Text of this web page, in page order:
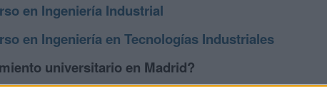
en Ingeniería Industrial
en Ingeniería en Tecnologías Industriales
universitario en Madrid?
y colegios mayores en Madrid